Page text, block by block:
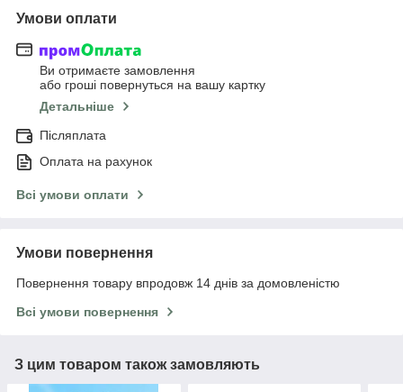
Умови оплати
Ви отримаєте замовлення
або гроші повернуться на вашу картку
Детальніше
Післяплата
Оплата на рахунок
Всі умови оплати
Умови повернення
Повернення товару впродовж 14 днів за домовленістю
Всі умови повернення
З цим товаром також замовляють